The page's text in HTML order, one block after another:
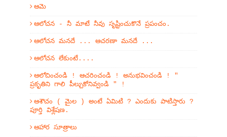
ఆమె
ఆలోచన - నీ మాటే నీవు సృష్టించుకొనే ప్రపంచం.
ఆలోచన మనదే ... ఆచరణా మనదే ...
ఆలోచన లేకుంటే....
ఆలోచించండి ! ఆచరించండి ! అనుభవించండి ! "
ప్రకృతిని గాలి పీల్చుకోనివ్వండి " !
ఆశౌచం ( మైల ) అంటే ఏమిటి ? ఎందుకు పాటిస్తారు ?
పూర్తి విశ్లేషణ.
ఆహార సూత్రాలు